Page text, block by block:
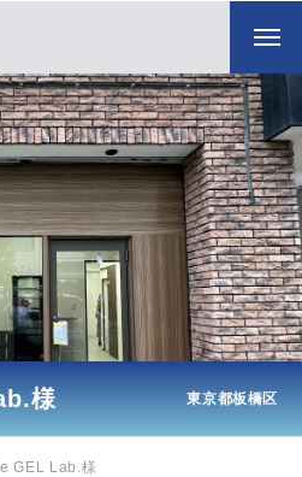
様 東京都板橋区
GEL Lab.様